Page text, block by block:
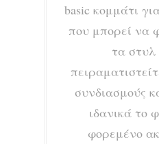
basic κομμάτι
που μπορεί να
τα
συνδιασμούς
ιδανικά το
φορεμένο